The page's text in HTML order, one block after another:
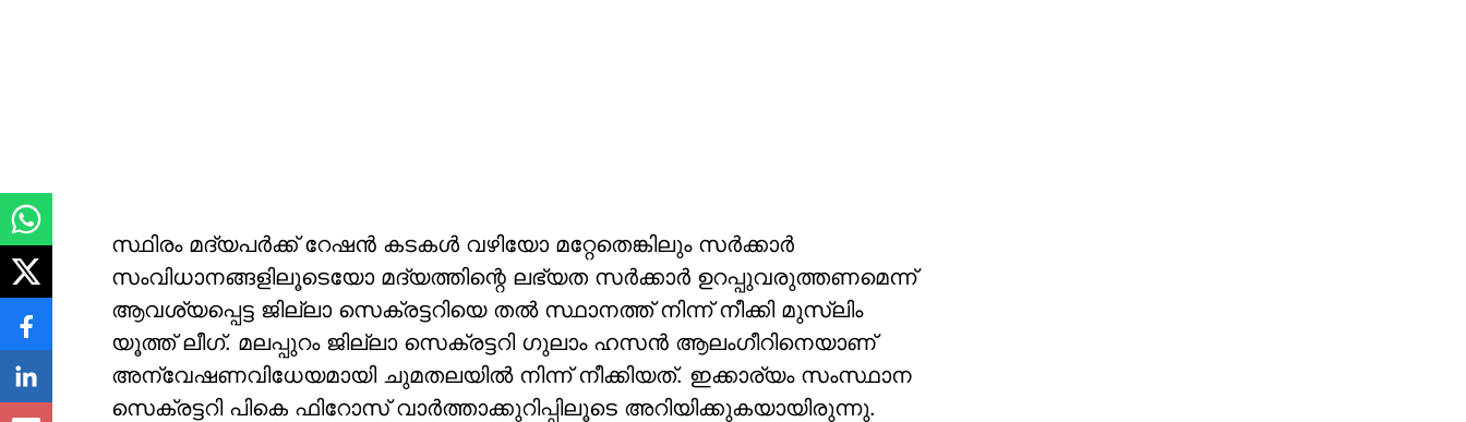
സ്ഥിരം മദ്യപര്‍ക്ക് റേഷന്‍ കടകള്‍ വഴിയോ മറ്റേതെങ്കിലും സര്‍ക്കാര്‍
സംവിധാനങ്ങളിലൂടെയോ മദ്യത്തിന്റെ ലഭ്യത സര്‍ക്കാര്‍ ഉറപ്പുവരുത്തണമെന്ന്
ആവശ്യപ്പെട്ട ജില്ലാ സെക്രട്ടറിയെ തല്‍ സ്ഥാനത്ത് നിന്ന് നീക്കി മുസ്ലിം
യൂത്ത് ലീഗ്. മലപ്പുറം ജില്ലാ സെക്രട്ടറി ഗുലാം ഹസന്‍ ആലംഗീറിനെയാണ്
അന്വേഷണവിധേയമായി ചുമതലയില്‍ നിന്ന് നീക്കിയത്. ഇക്കാര്യം സംസ്ഥാന
സെക്രട്ടറി പികെ ഫിറോസ് വാര്‍ത്താക്കുറിപ്പിലൂടെ അറിയിക്കുകയായിരുന്നു.